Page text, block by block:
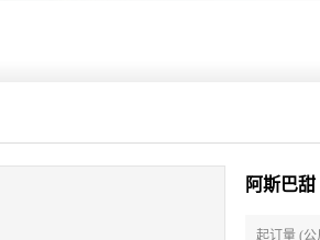
阿斯巴
起订量 (公